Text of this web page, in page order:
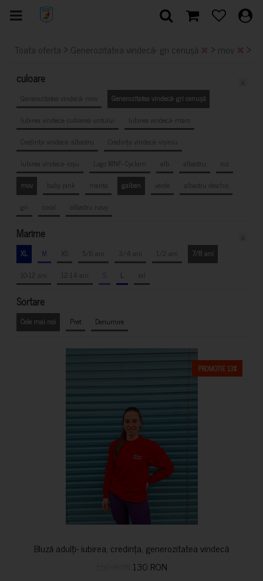
Toata oferta > Generozitatea vindecă- gri cenușă > mov >
culoare
Generozitatea vindecă- mov
Generozitatea vindecă- gri cenușă
Iubirea vindecă- culoarea untului
Iubirea vindecă- maro
Credința vindecă- albastru
Credința vindecă- vișiniu
Iubirea vindecă- roșu
Logo MNF- Cyclam alb albastru
roz
mov
baby pink mentă galben verde
albastru deschis
gri
coral albastru navy
Marime
XL M XS 5/6 ani 3/4 ani 1/2 ani
7/8 ani
10-12 ani
12-14 ani S L xxl
Sortare
Cele mai noi Pret Denumire
PROMOTIE 13%
Bluză adulți- iubirea, credința, generozitatea vindecă
130 RON